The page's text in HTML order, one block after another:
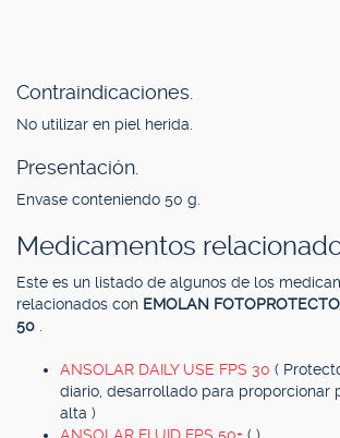
Contraindicaciones.
No utilizar en piel herida.
Presentación.
Envase conteniendo 50 g.
Medicamentos
Este es un listado de algunos de los
relacionados con EMOLAN
50
ANSOLAR DAILY USE FPS 30 (
diario, desarrollado para proporcionar
alta )